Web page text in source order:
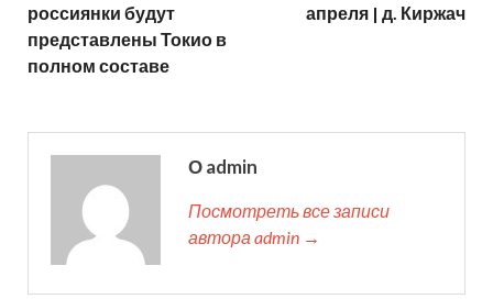
россиянки будут
представлены Токио в
полном составе
апреля | д. Киржач
О admin
Посмотреть все записи
автора admin →